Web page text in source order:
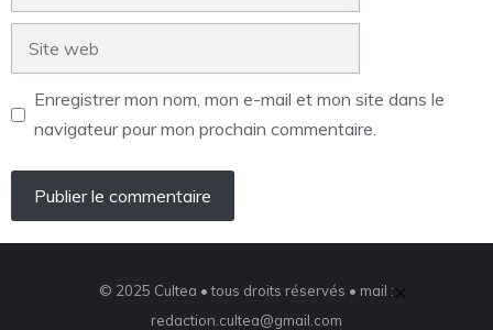
Enregistrer mon nom, mon e-mail et mon site dans le
navigateur pour mon prochain commentaire.
© 2025 Cultea • tous droits réservés • mail :
redaction.cultea@gmail.com
×